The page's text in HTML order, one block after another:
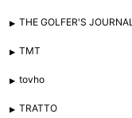
THE GOLFER'S JOURNAL
TMT
tovho
TRATTO